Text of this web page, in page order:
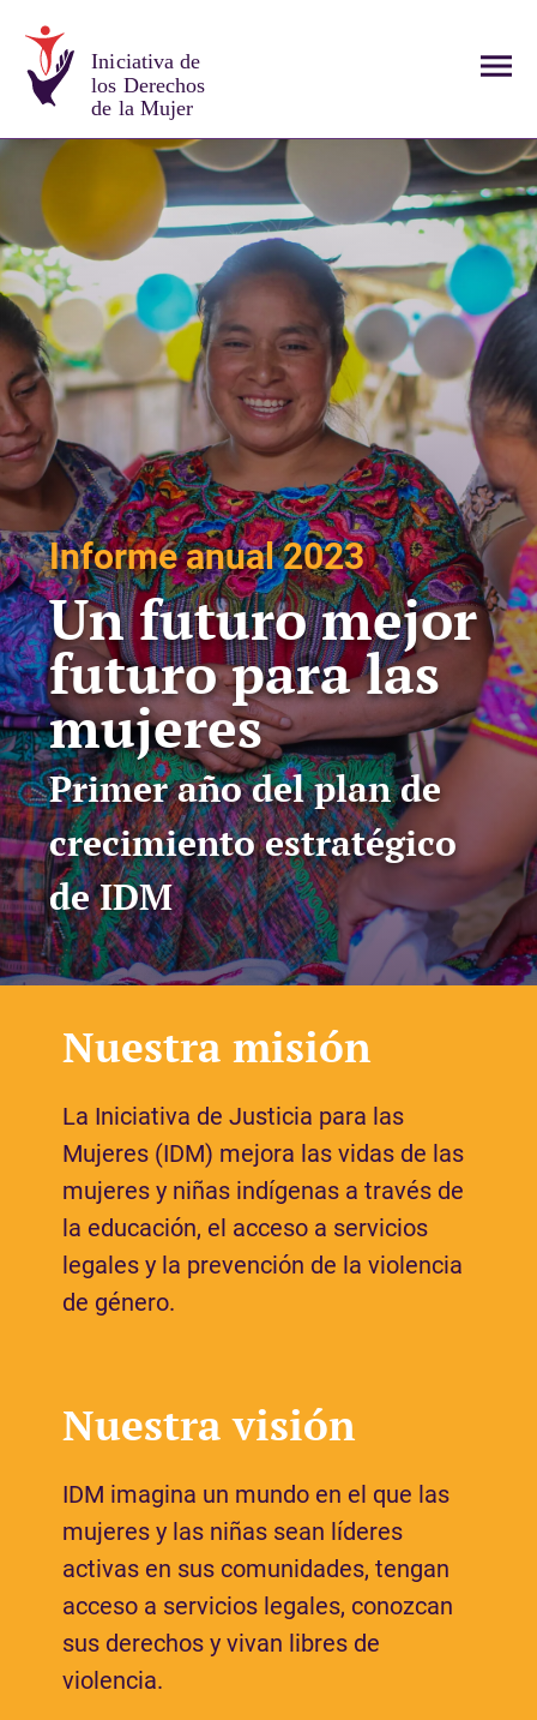
Iniciativa de
los Derechos
de la Mujer
Informe anual 2023
Un futuro mejor
futuro para las
mujeres
Primer año del plan de
crecimiento estratégico
de IDM
Nuestra misión
La Iniciativa de Justicia para las
Mujeres (IDM) mejora las vidas de las
mujeres y niñas indígenas a través de
la educación, el acceso a servicios
legales y la prevención de la violencia
de género.
Nuestra visión
IDM imagina un mundo en el que las
mujeres y las niñas sean líderes
activas en sus comunidades, tengan
acceso a servicios legales, conozcan
sus derechos y vivan libres de
violencia.